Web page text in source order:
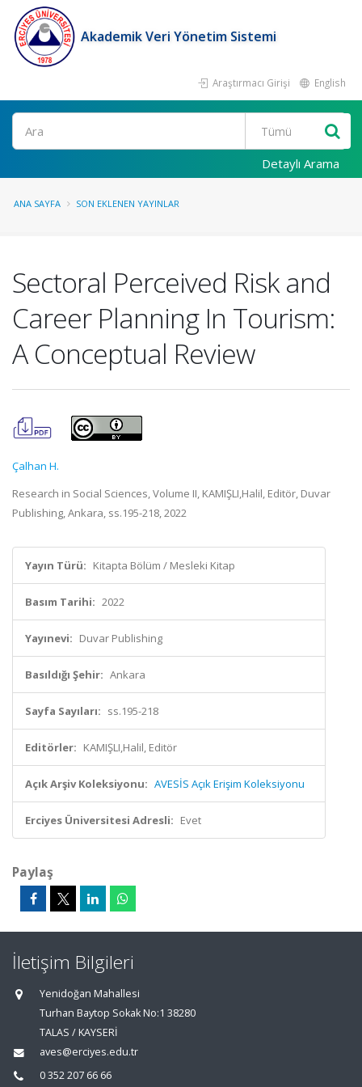
Akademik Veri Yönetim Sistemi
Araştırmacı Girişi English
Ara
Detaylı Arama
ANA SAYFA SON EKLENEN YAYINLAR
Sectoral Perceived Risk and
Career Planning In Tourism:
A Conceptual Review
Çalhan H.
Research in Social Sciences, Volume II, KAMIŞLI,Halil, Editör, Duvar
Publishing, Ankara, ss.195-218, 2022
Yayın Türü: Kitapta Bölüm / Mesleki Kitap
Basım Tarihi: 2022
Yayınevi: Duvar Publishing
Basıldığı Şehir: Ankara
Sayfa Sayıları: ss.195-218
Editörler: KAMIŞLI,Halil, Editör
Açık Arşiv Koleksiyonu: AVESİS Açık Erişim Koleksiyonu
Erciyes Üniversitesi Adresli: Evet
Paylaş
İletişim Bilgileri
Yenidoğan Mahallesi
Turhan Baytop Sokak No:1 38280
TALAS / KAYSERİ
aves@erciyes.edu.tr
0 352 207 66 66